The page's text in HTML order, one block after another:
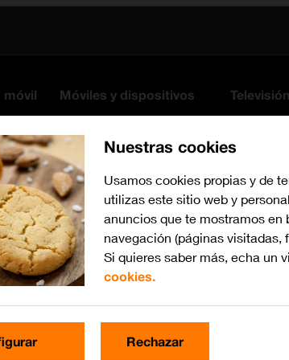
móvil Móviles y dispositivos Televisión
Nuestras cookies
Usamos cookies propias y de
utilizas este sitio web y
anuncios que te mostramos en
navegación (páginas
Si quieres saber más, echa un
cookies.
Rechazar